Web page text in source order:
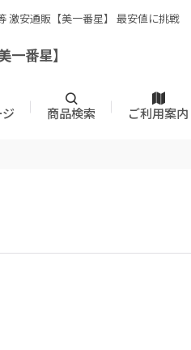
激安通販【美一番星】 最安値に挑戦
一番星】
商品検索 ご利用案内